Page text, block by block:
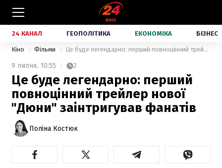
24 КАНАЛ ГЕОПОЛІТИКА ЕКОНОМІКА БІЗНЕС
Кіно Фільми Це буде легендарно: перший повноцінний трейлер нової "Дюни" заінтригував фанатів
9 липня, 10:55 2
Це буде легендарно: перший
повноцінний трейлер нової
"Дюни" заінтригував фанатів
Поліна Костюк